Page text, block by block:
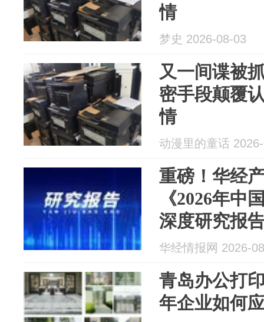
情
梦史 2026-08-03
又一间谍被
密手段颠覆
情
动漫里的童话
重磅！华经
《2026年中
深度研究报
华经情报网 2026-
青岛办公打
年企业如何